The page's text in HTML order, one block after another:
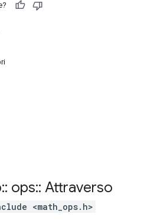
:: ops:: Attraverso
<math_ops.h>